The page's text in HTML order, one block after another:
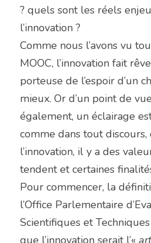
? quels sont les réels
l’innovation ?
Comme nous l’avons vu
MOOC, l’innovation fait
porteuse de l’espoir d’un
mieux. Or d’un point de
également, un éclairage
comme dans tout discours,
l’innovation, il y a des
tendent et certaines
Pour commencer, la
l’Office Parlementaire
Scientifiques et
que l’innovation serait l’«